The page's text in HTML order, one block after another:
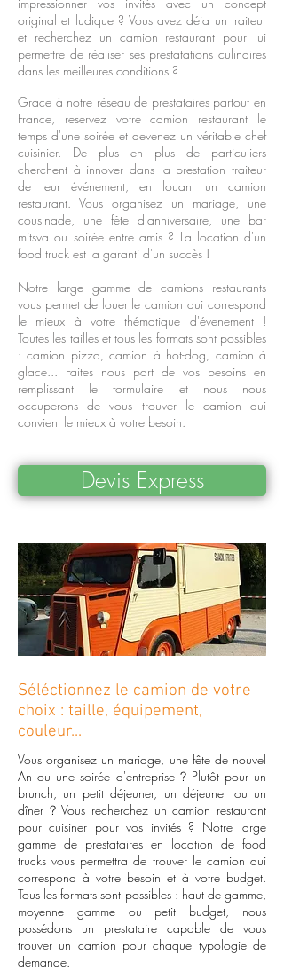
original et ludique ? Vous avez déja un traiteur
et recherchez un camion restaurant pour lui
permettre de réaliser ses prestatations culinaires
dans les meilleures conditions ?
Grace à notre réseau de prestataires partout en
France, reservez votre camion restaurant le
temps d'une soirée et devenez un véritable chef
cuisinier. De plus en plus de particuliers
cherchent à innover dans la prestation traiteur
de leur événement, en louant un camion
restaurant. Vous organisez un mariage, une
cousinade, une fête d'anniversaire, une bar
mitsva ou soirée entre amis ? La location d'un
food truck est la garanti d'un succès !
Notre large gamme de camions restaurants
vous permet de louer le camion qui correspond
le mieux à votre thématique d'évenement !
Toutes les tailles et tous les formats sont possibles
: camion pizza, camion à hot-dog, camion à
glace... Faites nous part de vos besoins en
remplissant le formulaire et nous nous
occuperons de vous trouver le camion qui
convient le mieux à votre besoin.
Devis Express
Séléctionnez le camion de votre
choix : taille, équipement,
couleur...
Vous organisez un mariage, une fête de nouvel
An ou une soirée d'entreprise ?Plutôt pour un
brunch, un petit déjeuner, un déjeuner ou un
dîner ?Vous recherchez un camion restaurant
pour cuisiner pour vos invités ? Notre large
gamme de prestataires en location de food
trucks vous permettra de trouver le camion qui
correspond à votre besoin et à votre budget.
Tous les formats sont possibles : haut de gamme,
moyenne gamme ou petit budget, nous
possédons un prestataire capable de vous
trouver un camion pour chaque typologie de
demande.